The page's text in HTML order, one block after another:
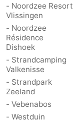
- Noordzee Resort
Vlissingen
- Noordzee
Résidence
Dishoek
- Strandcamping
Valkenisse
- Strandpark
Zeeland
- Vebenabos
- Westduin